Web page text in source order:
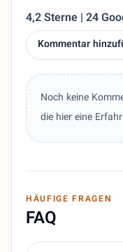
4,2 Sterne | 24
Kommentar
Noch keine
die hier eine
HÄUFIGE FRAGEN
FAQ